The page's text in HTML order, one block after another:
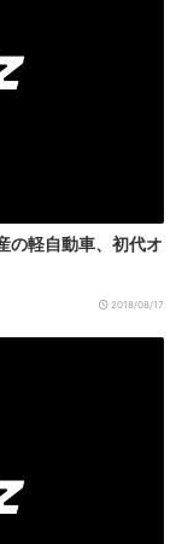
の軽自動車、初代オ
2018/08/17